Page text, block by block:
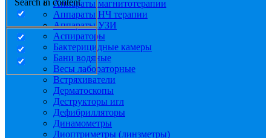
Аппараты магнитотерапии
Аппараты НЧ терапии
Аппараты УЗИ
Аспираторы
Бактерицидные камеры
Бани водяные
Весы лабораторные
Встряхиватели
Дерматоскопы
Деструкторы игл
Дефибрилляторы
Динамометры
Диоптриметры (линзметры)